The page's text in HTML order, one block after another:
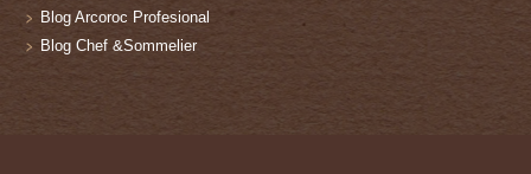
Blog Arcoroc Profesional
Blog Chef &Sommelier